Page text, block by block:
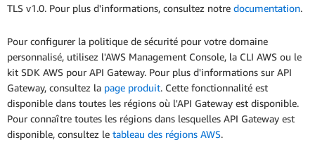
TLS v1.0. Pour plus d'informations, consultez notre documentation.
Pour configurer la politique de sécurité pour votre domaine
personnalisé, utilisez l'AWS Management Console, la CLI AWS ou le
kit SDK AWS pour API Gateway. Pour plus d'informations sur API
Gateway, consultez la page produit. Cette fonctionnalité est
disponible dans toutes les régions où l'API Gateway est disponible.
Pour connaître toutes les régions dans lesquelles API Gateway est
disponible, consultez le tableau des régions AWS.